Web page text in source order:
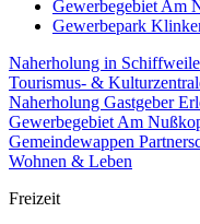
Gewerbegebiet Am
Gewerbepark
Naherholung in
Tourismus- &
Naherholung Gastgeber
Gewerbegebiet Am
Gemeindewappen
Wohnen & Leben
Freizeit